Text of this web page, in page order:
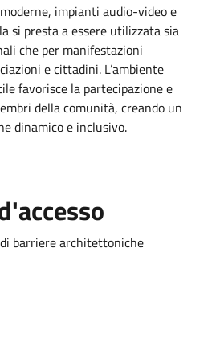
impianti audio-video e
si presta a essere utilizzata sia
che per manifestazioni
e cittadini. L’ambiente
favorisce la partecipazione e
della comunità, creando un
dinamico e inclusivo.
barriere architettoniche